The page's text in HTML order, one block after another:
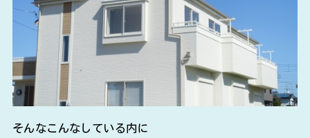
そんなこんなしている内に